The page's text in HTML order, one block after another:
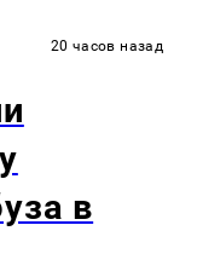
20 часов назад
в